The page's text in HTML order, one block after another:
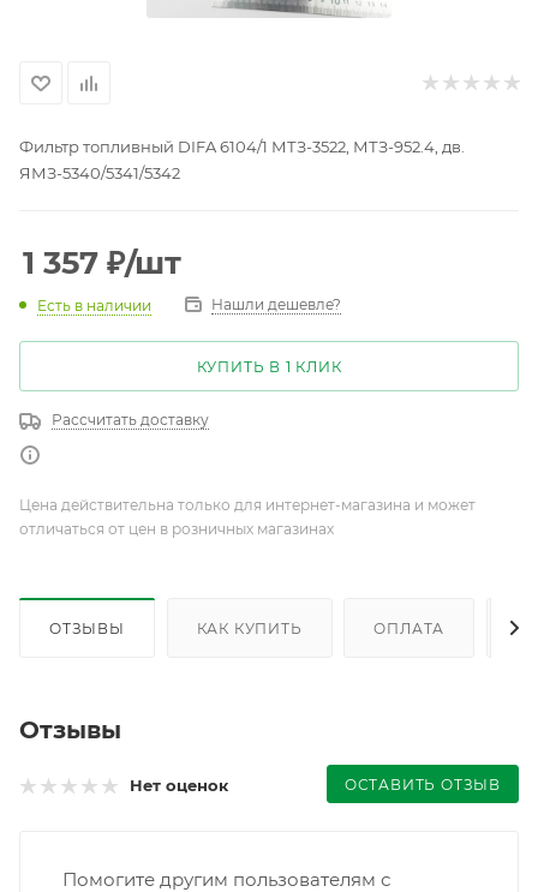
Фильтр топливный DIFA 6104/1 МТЗ-3522, МТЗ-952.4, дв.
ЯМЗ-5340/5341/5342
1 357 ₽/шт
Есть в наличии Нашли дешевле?
КУПИТЬ В 1 КЛИК
Рассчитать доставку
Цена действительна только для интернет-магазина и может
отличаться от цен в розничных магазинах
ОТЗЫВЫ КАК КУПИТЬ ОПЛАТА
Отзывы
Нет оценок ОСТАВИТЬ ОТЗЫВ
Помогите другим пользователям с